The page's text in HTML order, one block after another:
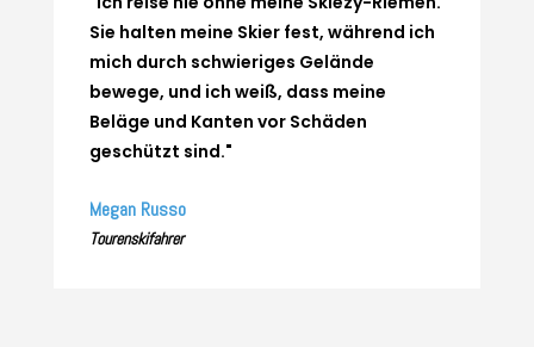
Sie halten meine Skier fest, während ich
mich durch schwieriges Gelände
bewege, und ich weiß, dass meine
Beläge und Kanten vor Schäden
geschützt sind."
Megan Russo
Tourenskifahrer